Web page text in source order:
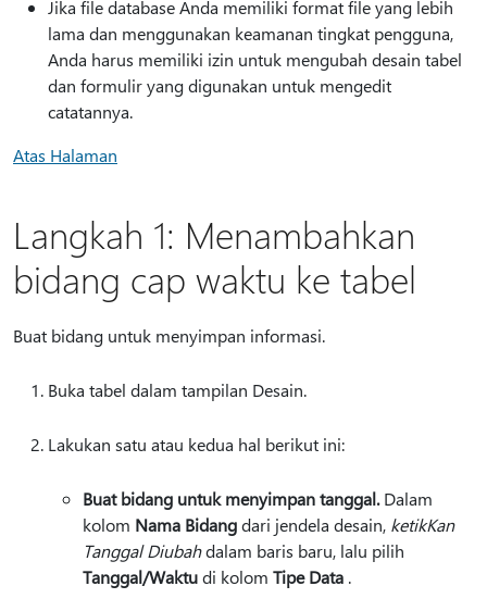
Jika file database Anda memiliki format file yang lebih
lama dan menggunakan keamanan tingkat pengguna,
Anda harus memiliki izin untuk mengubah desain tabel
dan formulir yang digunakan untuk mengedit
catatannya.
Atas Halaman
Langkah 1: Menambahkan
bidang cap waktu ke tabel
Buat bidang untuk menyimpan informasi.
Buka tabel dalam tampilan Desain.
Lakukan satu atau kedua hal berikut ini:
Buat bidang untuk menyimpan tanggal.Dalam
kolom Nama Bidangdari jendela desain, ketikKan
Tanggal Diubahdalam baris baru, lalu pilih
Tanggal/Waktudi kolom Tipe Data .